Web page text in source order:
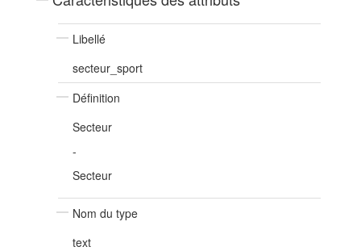
Libellé
secteur_sport
Définition
Secteur
-
Secteur
Nom du type
text